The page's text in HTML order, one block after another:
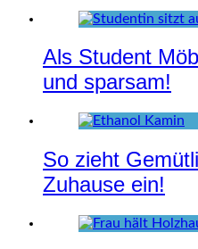
Als Student
und sparsam!
So zieht
Zuhause ein!